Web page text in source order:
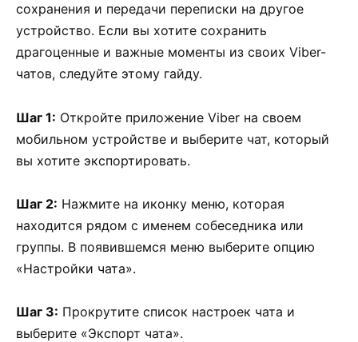
сохранения и передачи переписки на другое
устройство. Если вы хотите сохранить
драгоценные и важные моменты из своих Viber-
чатов, следуйте этому гайду.
Шаг 1: Откройте приложение Viber на своем
мобильном устройстве и выберите чат, который
вы хотите экспортировать.
Шаг 2: Нажмите на иконку меню, которая
находится рядом с именем собеседника или
группы. В появившемся меню выберите опцию
«Настройки чата».
Шаг 3: Прокрутите список настроек чата и
выберите «Экспорт чата».